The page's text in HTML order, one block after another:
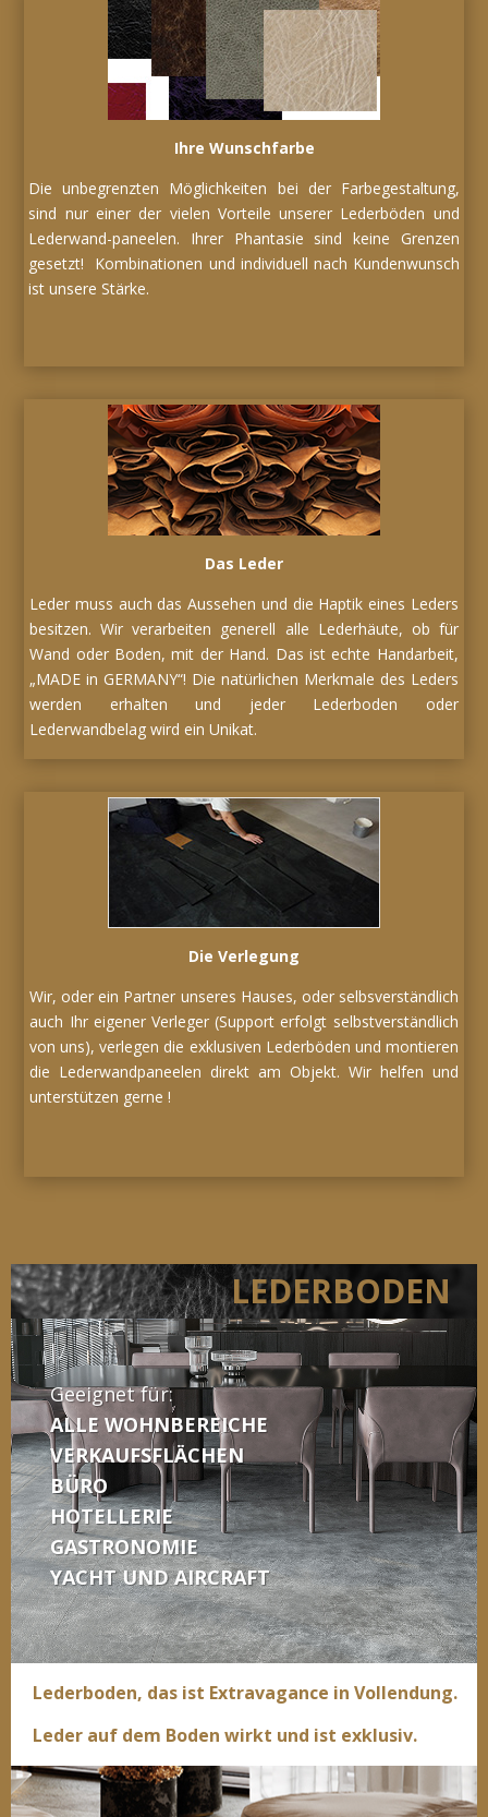
Ihre Wunschfarbe
Die unbegrenzten Möglichkeiten bei der Farbegestaltung,
sind nur einer der vielen Vorteile unserer Lederböden und
Lederwand-paneelen. Ihrer Phantasie sind keine Grenzen
gesetzt! Kombinationen und individuell nach Kundenwunsch
ist unsere Stärke.
Das Leder
Leder muss auch das Aussehen und die Haptik eines Leders
besitzen. Wir verarbeiten generell alle Lederhäute, ob für
Wand oder Boden, mit der Hand. Das ist echte Handarbeit,
„MADE in GERMANY“! Die natürlichen Merkmale des Leders
werden erhalten und jeder Lederboden oder
Lederwandbelag wird ein Unikat.
Die Verlegung
Wir, oder ein Partner unseres Hauses, oder selbsverständlich
auch Ihr eigener Verleger (Support erfolgt selbstverständlich
von uns), verlegen die exklusiven Lederböden und montieren
die Lederwandpaneelen direkt am Objekt. Wir helfen und
unterstützen gerne !
LEDERBODEN
Geeignet für:
ALLE WOHNBEREICHE
VERKAUFSFLÄCHEN
BÜRO
HOTELLERIE
GASTRONOMIE
YACHT UND AIRCRAFT
Lederboden, das ist Extravagance in Vollendung.
Leder auf dem Boden wirkt und ist exklusiv.